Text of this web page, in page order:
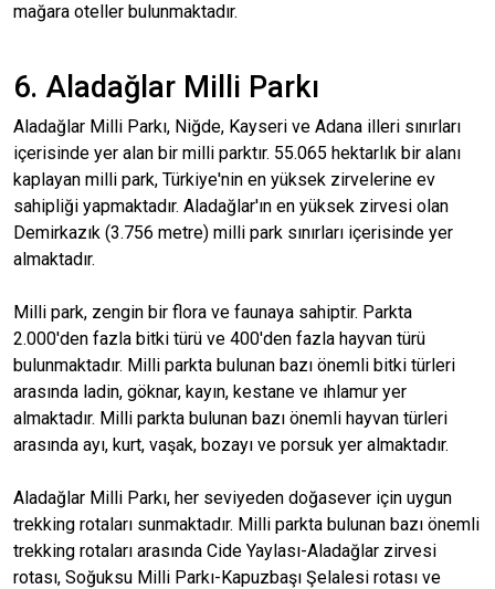
mağara oteller bulunmaktadır.
6. Aladağlar Milli Parkı
Aladağlar Milli Parkı, Niğde, Kayseri ve Adana illeri sınırları
içerisinde yer alan bir milli parktır. 55.065 hektarlık bir alanı
kaplayan milli park, Türkiye'nin en yüksek zirvelerine ev
sahipliği yapmaktadır. Aladağlar'ın en yüksek zirvesi olan
Demirkazık (3.756 metre) milli park sınırları içerisinde yer
almaktadır.
Milli park, zengin bir flora ve faunaya sahiptir. Parkta
2.000'den fazla bitki türü ve 400'den fazla hayvan türü
bulunmaktadır. Milli parkta bulunan bazı önemli bitki türleri
arasında ladin, göknar, kayın, kestane ve ıhlamur yer
almaktadır. Milli parkta bulunan bazı önemli hayvan türleri
arasında ayı, kurt, vaşak, bozayı ve porsuk yer almaktadır.
Aladağlar Milli Parkı, her seviyeden doğasever için uygun
trekking rotaları sunmaktadır. Milli parkta bulunan bazı önemli
trekking rotaları arasında Cide Yaylası-Aladağlar zirvesi
rotası, Soğuksu Milli Parkı-Kapuzbaşı Şelalesi rotası ve